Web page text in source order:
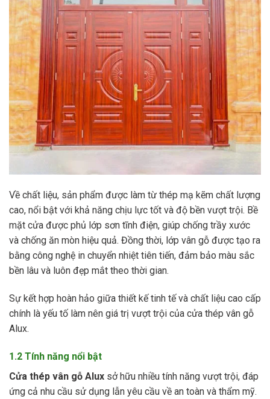
Về chất liệu, sản phẩm được làm từ thép mạ kẽm chất lượng
cao, nổi bật với khả năng chịu lực tốt và độ bền vượt trội. Bề
mặt cửa được phủ lớp sơn tĩnh điện, giúp chống trầy xước
và chống ăn mòn hiệu quả. Đồng thời, lớp vân gỗ được tạo ra
bằng công nghệ in chuyển nhiệt tiên tiến, đảm bảo màu sắc
bền lâu và luôn đẹp mắt theo thời gian.
Sự kết hợp hoàn hảo giữa thiết kế tinh tế và chất liệu cao cấp
chính là yếu tố làm nên giá trị vượt trội của cửa thép vân gỗ
Alux.
1.2 Tính năng nổi bật
Cửa thép vân gỗ Alux sở hữu nhiều tính năng vượt trội, đáp
ứng cả nhu cầu sử dụng lẫn yêu cầu về an toàn và thẩm mỹ.